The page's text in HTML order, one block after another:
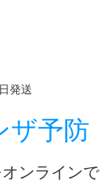
発送
ザ予防
ンラインで